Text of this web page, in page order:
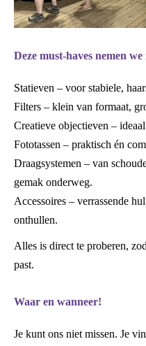
Deze must-haves nemen
Statieven – voor stabiele,
Filters – klein van formaat,
Creatieve objectieven –
Fototassen – praktisch én
Draagsystemen – van
gemak onderweg.
Accessoires – verrassende
onthullen.
Alles is direct te proberen,
past.
Waar en wanneer!
Je kunt ons niet missen. Je